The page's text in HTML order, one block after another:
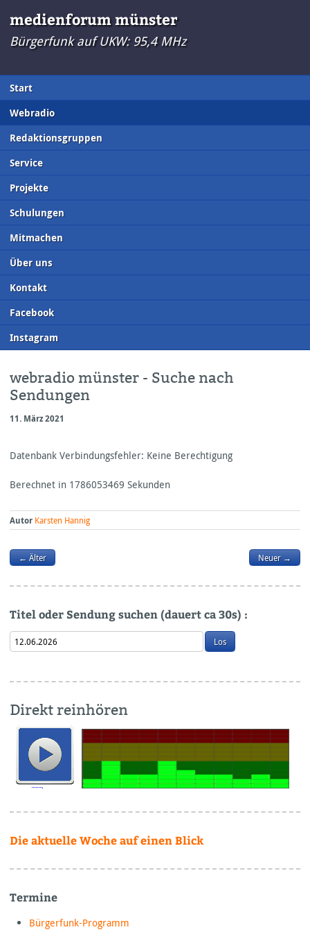
medienforum münster
Bürgerfunk auf UKW: 95,4 MHz
Start
Webradio
Redaktionsgruppen
Service
Projekte
Schulungen
Mitmachen
Über uns
Kontakt
Facebook
Instagram
webradio münster - Suche nach
Sendungen
11. März 2021
Datenbank Verbindungsfehler: Keine Berechtigung
Berechnet in 1786053469 Sekunden
Autor Karsten Hannig
← Älter Neuer →
Titel oder Sendung suchen (dauert ca 30s) :
Direkt reinhören
Die aktuelle Woche auf einen Blick
Termine
Bürgerfunk-Programm